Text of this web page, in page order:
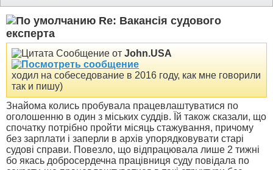
Re: Вакансія судового
експерта
Сообщение от John.USA
ходил на собеседование в 2016 году, как мне говорили
так и пишу)
Знайома колись пробувала працевлаштуватися по
оголошенню в один з міських суддів. Їй також сказали, що
спочатку потрібно пройти місяць стажування, причому
без зарплати і заперли в архів упорядковувати старі
судові справи. Повезло, що відпрацювала лише 2 тижні
бо якась добросердечна працівниця суду повідала по